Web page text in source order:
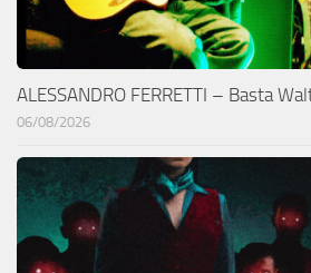
ALESSANDRO FERRETTI – Basta
06/08/2026